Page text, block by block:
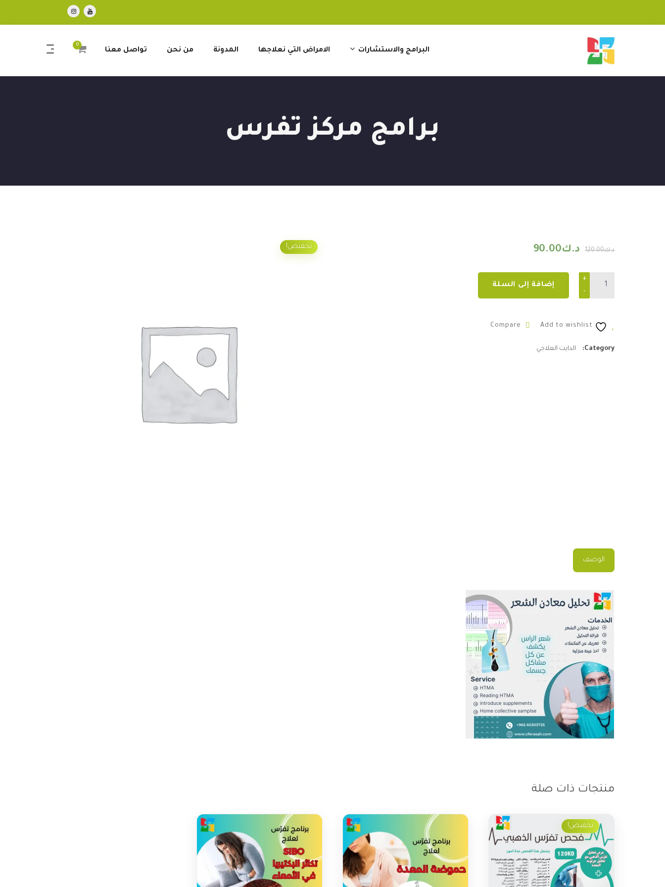
البرامج والاستشارات الامراض التي نعلاجها المدونة من نحن تواصل معنا
0
برامج مركز تفرس
تخفيض! د.ك120.00 السعر الأصلي هو: د.ك120.00.
د.ك90.00
إضافة إلى السلة
Add to wishlist
Compare
Category: الدايت العلاجي
الوصف
منتجات ذات صلة
تخفيض!